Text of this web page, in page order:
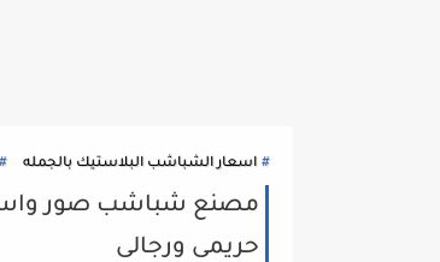
اسعار الشباشب البلاستيك بالجمله
مصنع شباشب صور
حريمى ورجالى